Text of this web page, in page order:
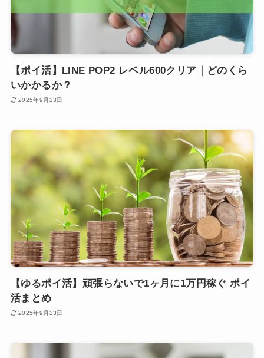
【ポイ活】LINE POP2 レベル600クリア｜どのくら
いかかるか？
2025年9月23日
【ゆるポイ活】頑張らないで1ヶ月に1万円稼ぐ ポイ
活まとめ
2025年9月23日